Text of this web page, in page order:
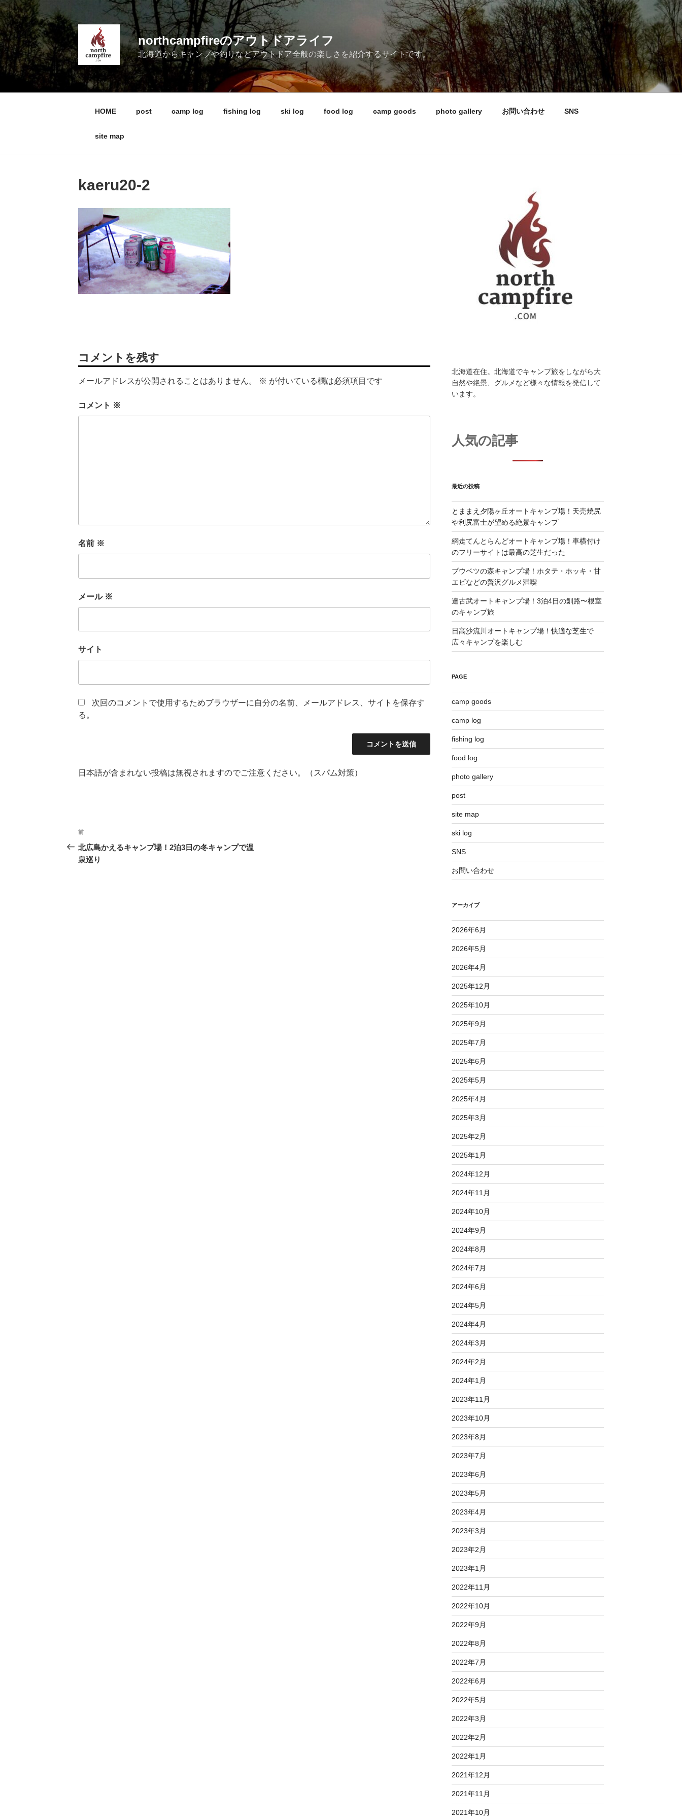
コ
ン
テ
ン
ツ
へ
キ
northcampfireのアウトドアライフ
北海道からキャンプや釣りなどアウトドア全般の楽しさを紹介するサイトです。
HOME post camp log fishing log ski log food log camp goods photo gallery お問い合わせ SNS
site map
kaeru20-2
コメントを残す
メールアドレスが公開されることはありません。 ※ が付いている欄は必須項目です
コメント ※
名前 ※
メール ※
サイト
次回のコメントで使用するためブラウザーに自分の名前、メールアドレス、サイトを保存す
る。
日本語が含まれない投稿は無視されますのでご注意ください。（スパム対策）
投
稿
ナ
前
の
投
前
北広島かえるキャンプ場！2泊3日の冬キャンプで温
泉巡り
北海道在住。北海道でキャンプ旅をしながら大
自然や絶景、グルメなど様々な情報を発信して
います。
人気の記事
最近の投稿
とままえ夕陽ヶ丘オートキャンプ場！天売焼尻
や利尻富士が望める絶景キャンプ
網走てんとらんどオートキャンプ場！車横付け
のフリーサイトは最高の芝生だった
ブウベツの森キャンプ場！ホタテ・ホッキ・甘
エビなどの贅沢グルメ満喫
達古武オートキャンプ場！3泊4日の釧路〜根室
のキャンプ旅
日高沙流川オートキャンプ場！快適な芝生で
広々キャンプを楽しむ
PAGE
camp goods
camp log
fishing log
food log
photo gallery
post
site map
ski log
SNS
お問い合わせ
アーカイブ
2026年6月
2026年5月
2026年4月
2025年12月
2025年10月
2025年9月
2025年7月
2025年6月
2025年5月
2025年4月
2025年3月
2025年2月
2025年1月
2024年12月
2024年11月
2024年10月
2024年9月
2024年8月
2024年7月
2024年6月
2024年5月
2024年4月
2024年3月
2024年2月
2024年1月
2023年11月
2023年10月
2023年8月
2023年7月
2023年6月
2023年5月
2023年4月
2023年3月
2023年2月
2023年1月
2022年11月
2022年10月
2022年9月
2022年8月
2022年7月
2022年6月
2022年5月
2022年3月
2022年2月
2022年1月
2021年12月
2021年11月
2021年10月